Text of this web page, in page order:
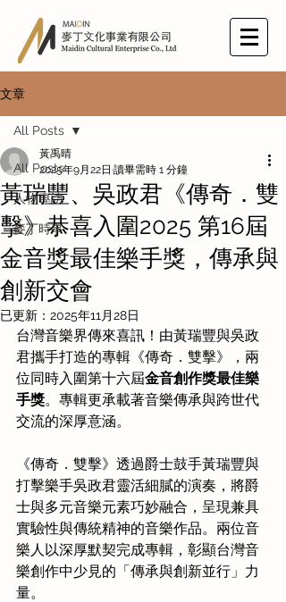
文章
All Posts
人物專訪
麥丁時事
All Posts
黃瑞豐、吳政君《傳奇．雙
擊》恭喜入圍2025 第16屆
金音獎最佳樂手獎，傳承與
創新交會
黃禹晴
2025年9月22日 讀畢需時 1 分鐘
已更新： 2025年11月28日
台灣音樂界傳來喜訊！由黃瑞豐與吳政
君攜手打造的專輯《傳奇．雙擊》，兩
位同時入圍第十六屆金音創作獎最佳樂
手獎。專輯更承載著音樂傳承與跨世代
交流的深厚意涵。
《傳奇．雙擊》透過爵士鼓手黃瑞豐與
打擊樂手吳政君靈活細膩的演奏，將爵
士與多元音樂元素巧妙融合，呈現兼具
實驗性與傳統精神的音樂作品。兩位音
樂人以深厚默契完成專輯，彰顯台灣音
樂創作中少見的「傳承與創新並行」力
量。